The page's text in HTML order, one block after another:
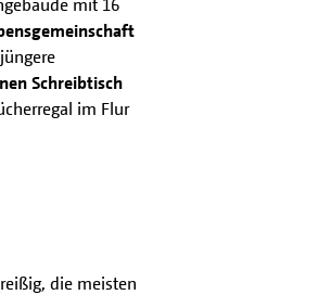
Schreibtisch
im Flur
die meisten